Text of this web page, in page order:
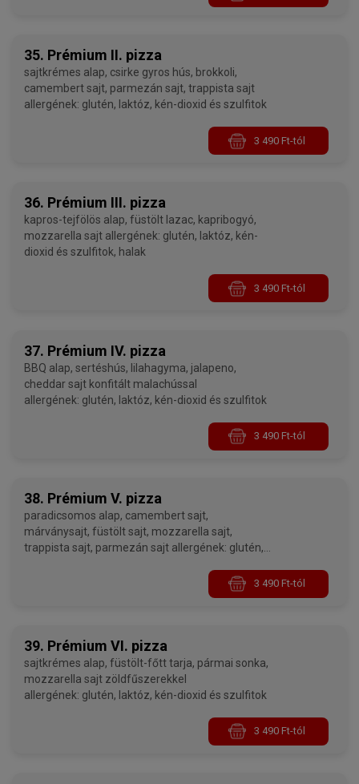
35. Prémium II. pizza
sajtkrémes alap, csirke gyros hús, brokkoli,
camembert sajt, parmezán sajt, trappista sajt
allergének: glutén, laktóz, kén-dioxid és szulfitok
3 490 Ft-tól
36. Prémium III. pizza
kapros-tejfölös alap, füstölt lazac, kapribogyó,
mozzarella sajt allergének: glutén, laktóz, kén-
dioxid és szulfitok, halak
3 490 Ft-tól
37. Prémium IV. pizza
BBQ alap, sertéshús, lilahagyma, jalapeno,
cheddar sajt konfitált malachússal
allergének: glutén, laktóz, kén-dioxid és szulfitok
3 490 Ft-tól
38. Prémium V. pizza
paradicsomos alap, camembert sajt,
márványsajt, füstölt sajt, mozzarella sajt,
trappista sajt, parmezán sajt allergének: glutén,
3 490 Ft-tól
39. Prémium VI. pizza
sajtkrémes alap, füstölt-főtt tarja, pármai sonka,
mozzarella sajt zöldfűszerekkel
allergének: glutén, laktóz, kén-dioxid és szulfitok
3 490 Ft-tól